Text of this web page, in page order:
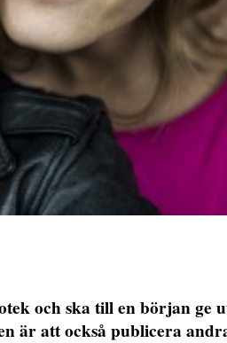
och ska till en början ge
är att också publicera